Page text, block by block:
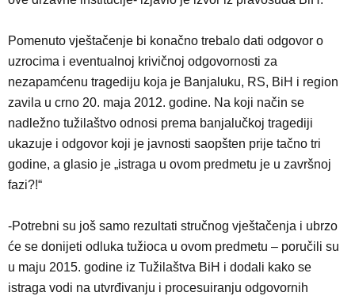
Pomenuto vještačenje bi konačno trebalo dati odgovor o
uzrocima i eventualnoj krivičnoj odgovornosti za
nezapamćenu tragediju koja je Banjaluku, RS, BiH i region
zavila u crno 20. maja 2012. godine. Na koji način se
nadležno tužilaštvo odnosi prema banjalučkoj tragediji
ukazuje i odgovor koji je javnosti saopšten prije tačno tri
godine, a glasio je „istraga u ovom predmetu je u završnoj
fazi?!“
-Potrebni su još samo rezultati stručnog vještačenja i ubrzo
će se donijeti odluka tužioca u ovom predmetu – poručili su
u maju 2015. godine iz Tužilaštva BiH i dodali kako se
istraga vodi na utvrđivanju i procesuiranju odgovornih